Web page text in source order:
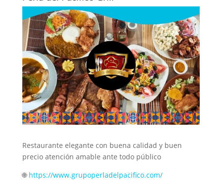
Restaurante elegante con buena calidad y buen
precio atención amable ante todo público
🌐 https://www.grupoperladelpacifico.com/